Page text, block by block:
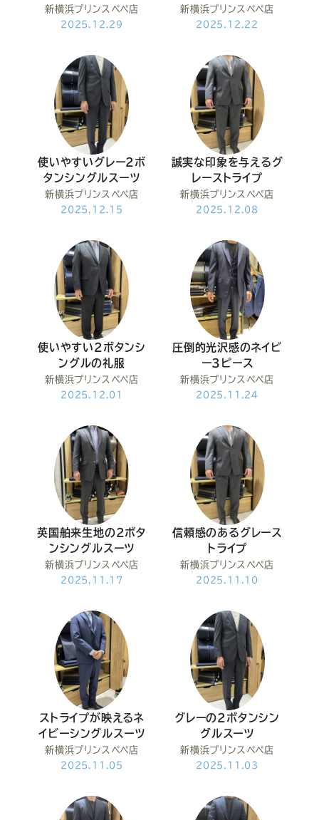
新横浜プリンスペペ店
2025.12.29
新横浜プリンスペペ店
2025.12.22
使いやすいグレー2ボ
タンシングルスーツ
新横浜プリンスペペ店
2025.12.15
誠実な印象を与えるグ
レーストライプ
新横浜プリンスペペ店
2025.12.08
使いやすい2ボタンシ
ングルの礼服
新横浜プリンスペペ店
2025.12.01
圧倒的光沢感のネイビ
ー3ピース
新横浜プリンスペペ店
2025.11.24
英国舶来生地の2ボタ
ンシングルスーツ
新横浜プリンスペペ店
2025.11.17
信頼感のあるグレース
トライプ
新横浜プリンスペペ店
2025.11.10
ストライプが映えるネ
イビーシングルスーツ
新横浜プリンスペペ店
2025.11.05
グレーの2ボタンシン
グルスーツ
新横浜プリンスペペ店
2025.11.03